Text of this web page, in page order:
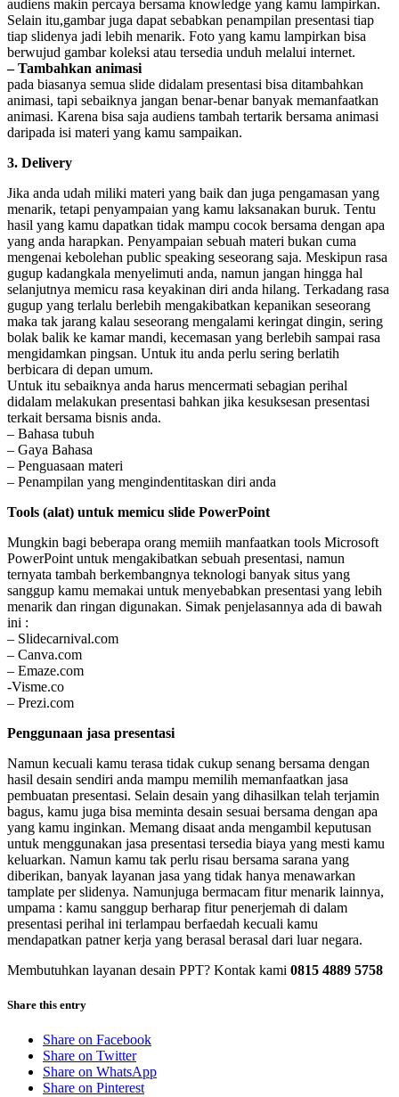
audiens makin percaya bersama knowledge yang kamu lampirkan.
Selain itu,gambar juga dapat sebabkan penampilan presentasi tiap
tiap slidenya jadi lebih menarik. Foto yang kamu lampirkan bisa
berwujud gambar koleksi atau tersedia unduh melalui internet.
– Tambahkan animasi
pada biasanya semua slide didalam presentasi bisa ditambahkan
animasi, tapi sebaiknya jangan benar-benar banyak memanfaatkan
animasi. Karena bisa saja audiens tambah tertarik bersama animasi
daripada isi materi yang kamu sampaikan.
3. Delivery
Jika anda udah miliki materi yang baik dan juga pengamasan yang
menarik, tetapi penyampaian yang kamu laksanakan buruk. Tentu
hasil yang kamu dapatkan tidak mampu cocok bersama dengan apa
yang anda harapkan. Penyampaian sebuah materi bukan cuma
mengenai kebolehan public speaking seseorang saja. Meskipun rasa
gugup kadangkala menyelimuti anda, namun jangan hingga hal
selanjutnya memicu rasa keyakinan diri anda hilang. Terkadang rasa
gugup yang terlalu berlebih mengakibatkan kepanikan seseorang
maka tak jarang kalau seseorang mengalami keringat dingin, sering
bolak balik ke kamar mandi, kecemasan yang berlebih sampai rasa
mengidamkan pingsan. Untuk itu anda perlu sering berlatih
berbicara di depan umum.
Untuk itu sebaiknya anda harus mencermati sebagian perihal
didalam melakukan presentasi bahkan jika kesuksesan presentasi
terkait bersama bisnis anda.
– Bahasa tubuh
– Gaya Bahasa
– Penguasaan materi
– Penampilan yang mengindentitaskan diri anda
Tools (alat) untuk memicu slide PowerPoint
Mungkin bagi beberapa orang memiih manfaatkan tools Microsoft
PowerPoint untuk mengakibatkan sebuah presentasi, namun
ternyata tambah berkembangnya teknologi banyak situs yang
sanggup kamu memakai untuk menyebabkan presentasi yang lebih
menarik dan ringan digunakan. Simak penjelasannya ada di bawah
ini :
– Slidecarnival.com
– Canva.com
– Emaze.com
-Visme.co
– Prezi.com
Penggunaan jasa presentasi
Namun kecuali kamu terasa tidak cukup senang bersama dengan
hasil desain sendiri anda mampu memilih memanfaatkan jasa
pembuatan presentasi. Selain desain yang dihasilkan telah terjamin
bagus, kamu juga bisa meminta desain sesuai bersama dengan apa
yang kamu inginkan. Memang disaat anda mengambil keputusan
untuk menggunakan jasa presentasi tersedia biaya yang mesti kamu
keluarkan. Namun kamu tak perlu risau bersama sarana yang
diberikan, banyak layanan jasa yang tidak hanya menawarkan
tamplate per slidenya. Namunjuga bermacam fitur menarik lainnya,
umpama : kamu sanggup berharap fitur penerjemah di dalam
presentasi perihal ini terlampau berfaedah kecuali kamu
mendapatkan patner kerja yang berasal berasal dari luar negara.
Membutuhkan layanan desain PPT? Kontak kami 0815 4889 5758
Share this entry
Share on Facebook
Share on Twitter
Share on WhatsApp
Share on Pinterest